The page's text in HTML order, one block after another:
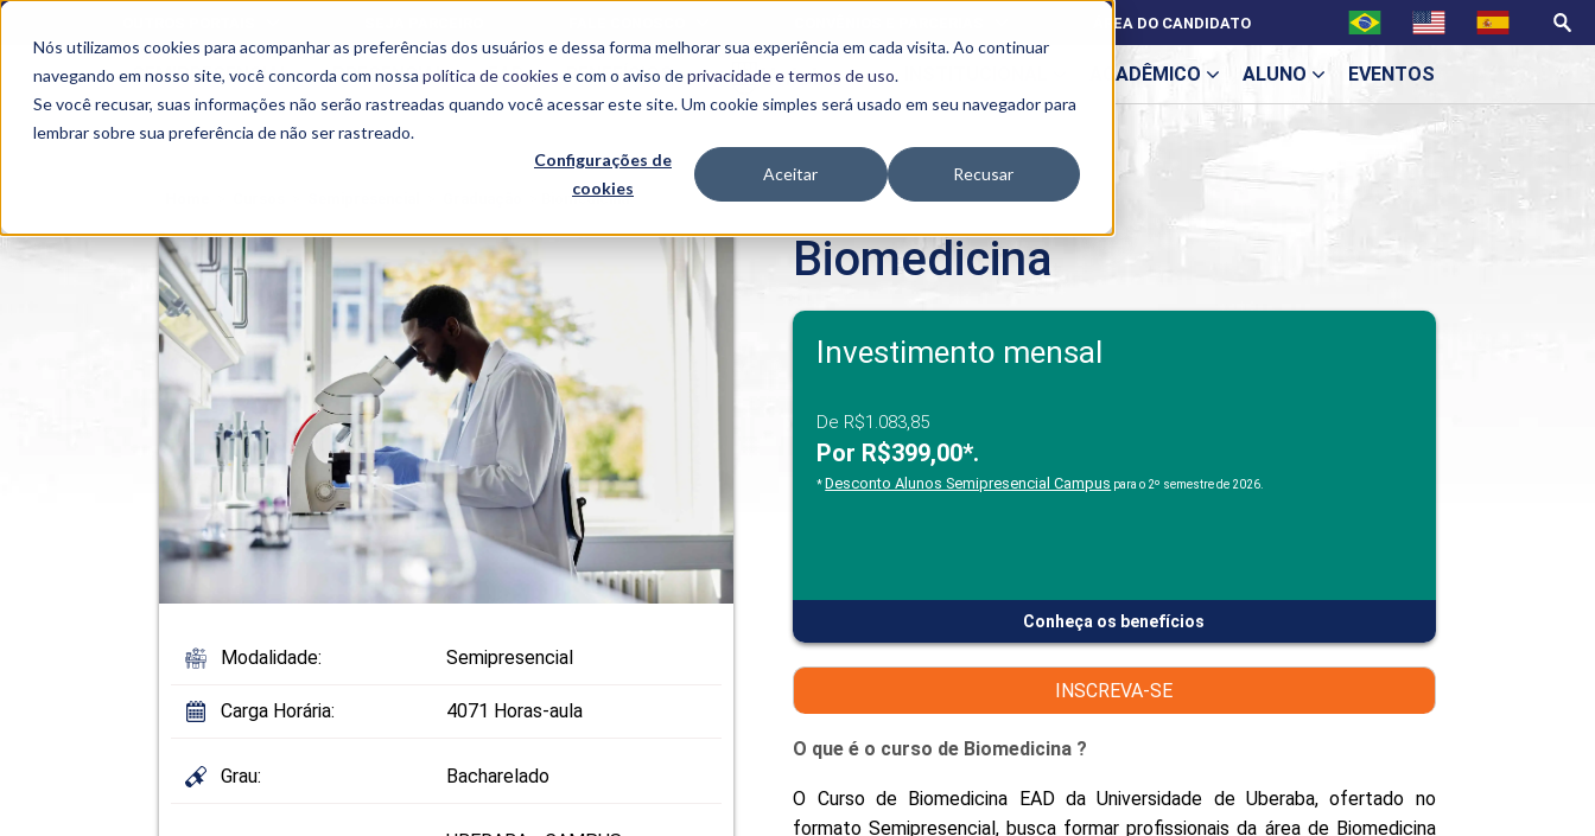
Nós utilizamos cookies para acompanhar as preferências dos usuários e dessa forma melhorar sua experiência em cada visita. Ao continuar
navegando em nosso site, você concorda com nossa política de cookies e com o aviso deprivacidade e termos de uso.
Se você recusar, suas informações não serão rastreadas quando você acessar este site. Um cookie simples será usado em seu navegador para
lembrar sobre sua preferência de não ser rastreado.
Configurações de
cookies
Aceitar Recusar
SEMIPRESENCIAL PRESENCIAL EAD BENEFÍCIOS ACADÊMICO
Acadêmicos
PROEST
PIME
Programas de
MPHU
ALUNO EVENTOS
ÁREA DO CANDIDATO
Biomedicina
Modalidade: Semipresencial
Carga Horária: 4071 Horas-aula
Grau: Bacharelado
Biomedicina
Investimento mensal
De R$1.083,85
Por R$399,00*.
* Desconto Alunos Semipresencial Campus para o 2º semestre de 2026.
Conheça os benefícios
INSCREVA-SE
O que é o curso de Biomedicina ?
O Curso de Biomedicina EAD da Universidade de Uberaba, ofertado no
formato Semipresencial, busca formar profissionais da área de Biomedicina